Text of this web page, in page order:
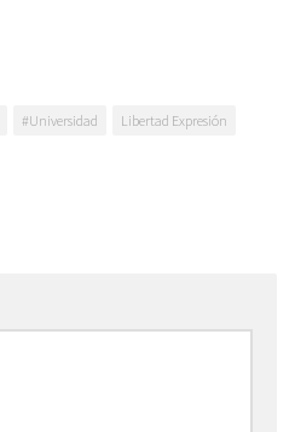
#Universidad
Libertad Expresión